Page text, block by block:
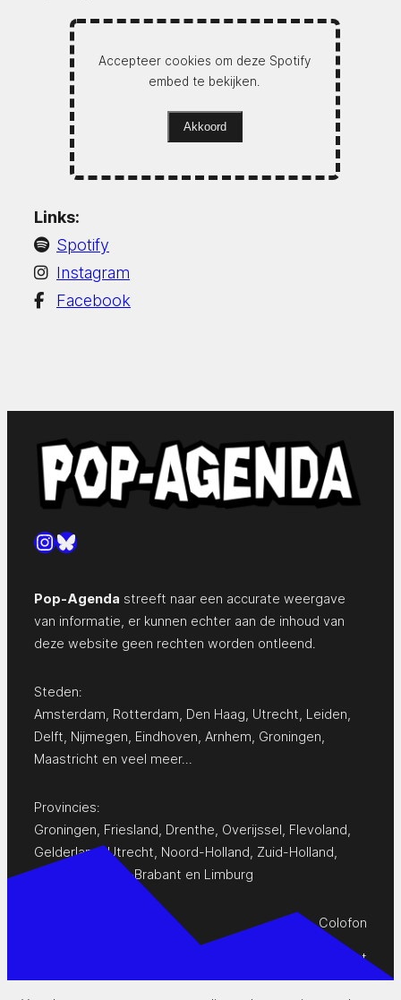
Accepteer cookies om deze Spotify
embed te bekijken.
Akkoord
Links:
Spotify
Instagram
Facebook
Instagram
Bluesky
Pop-Agenda streeft naar een accurate weergave
van informatie, er kunnen echter aan de inhoud van
deze website geen rechten worden ontleend.
Steden:
Amsterdam Rotterdam Den Haag Utrecht Leiden
Delft Nijmegen Eindhoven Arnhem Groningen
Maastricht en veel meer…
Provincies:
Groningen Friesland Drenthe Overijssel Flevoland
Gelderland,Utrecht Noord-Holland Zuid-Holland
Zeeland
Noord-Brabant en Limburg
Colofon
Privacy Statement